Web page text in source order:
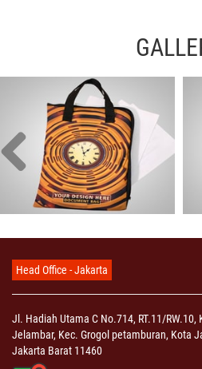
Head Office - Jakarta
Jl. Hadiah Utama C No.714, RT.11/RW.10,
Jelambar, Kec. Grogol petamburan, Kota
Jakarta Barat 11460